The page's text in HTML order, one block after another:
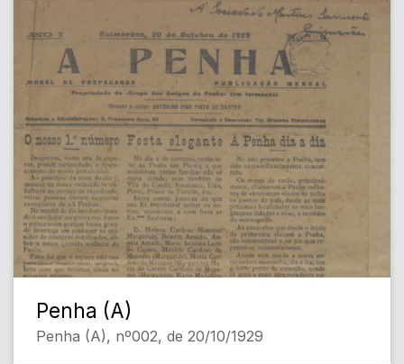
Penha (A)
Penha (A), nº002, de 20/10/1929